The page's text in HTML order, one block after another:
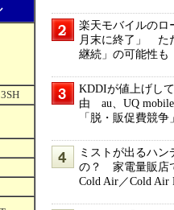
楽天モバイルのロ
月末に終了」 た
継続」の可能性も
KDDIが値上げし
由 au、UQ
「脱・販促費競争
ミストが出るハ
の？ 家電量販店
Cold Air／Cold Air